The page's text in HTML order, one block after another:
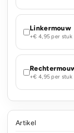
Linkermouw
+€ 4,95 per stuk
+€ 4,95 per stuk
Artikel